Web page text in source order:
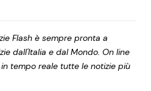
Flash è sempre pronta a
dall'Italia e dal Mondo. On line
tempo reale tutte le notizie più